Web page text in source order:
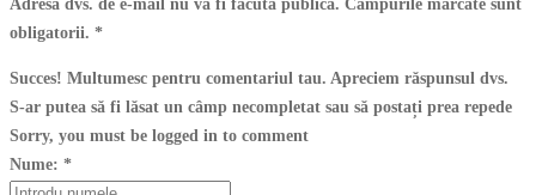
Adresa dvs. de e-mail nu va fi făcută publică. Câmpurile marcate sunt
obligatorii. *
Succes! Multumesc pentru comentariul tau. Apreciem răspunsul dvs.
S-ar putea să fi lăsat un câmp necompletat sau să postați prea repede
Sorry, you must be logged in to comment
Nume: *